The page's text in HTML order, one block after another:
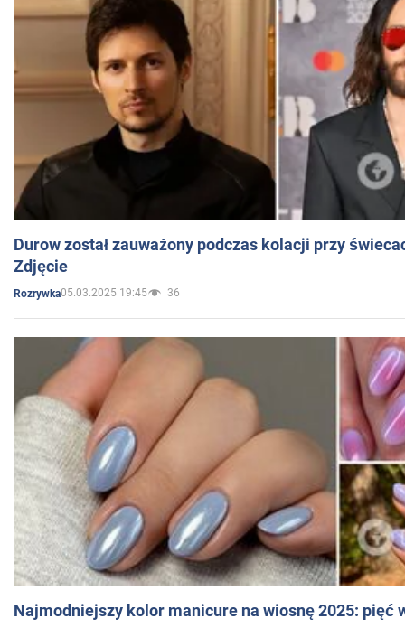
Durow został zauważony podczas kolacji przy
Zdjęcie
Rozrywka05.03.2025 19:45 36
Najmodniejszy kolor manicure na wiosnę 2025: pięć